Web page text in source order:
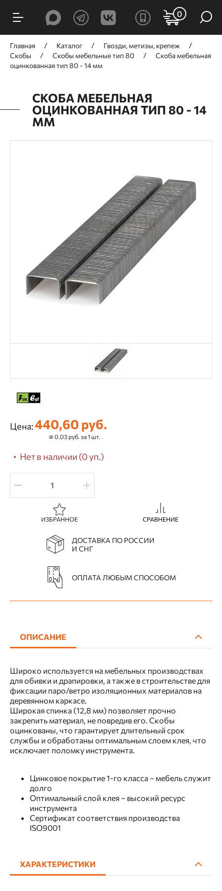
0
Главная Каталог
Гвозди, метизы, крепеж
Скобы
Скобы мебельные тип 80
Скоба мебельная
оцинкованная тип 80 - 14 мм
СКОБА МЕБЕЛЬНАЯ
ОЦИНКОВАННАЯ ТИП 80 - 14
ММ
Нет в наличии (0 уп.)
Цена:440,60 руб.
≅ 0.03 руб. за 1 шт.
ИЗБРАННОЕ СРАВНЕНИЕ
ДОСТАВКА ПО РОССИИ
И СНГ
ОПЛАТА ЛЮБЫМ СПОСОБОМ
ОПИСАНИЕ
Широко используется на мебельных производствах
для обивки и драпировки, а также в строительстве для
фиксации паро/ветро изоляционных материалов на
деревянном каркасе.
Широкая спинка (12,8 мм) позволяет прочно
закрепить материал, не повредив его. Cкобы
оцинкованы, что гарантирует длительный срок
службы и обработаны оптимальным слоем клея, что
исключает поломку инструмента.
Цинковое покрытие 1-го класса – мебель служит
долго
Оптимальный слой клея – высокий ресурс
инструмента
Сертификат соответствия производства
ISO9001
ХАРАКТЕРИСТИКИ